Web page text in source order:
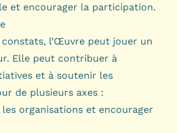
et encourager la participation.
l’Œuvre peut jouer un
Elle peut contribuer à
et à soutenir les
de plusieurs axes :
organisations et encourager